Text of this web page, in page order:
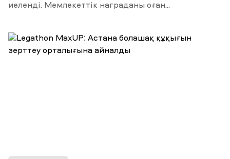
иеленді. Мемлекеттік награданы оған...